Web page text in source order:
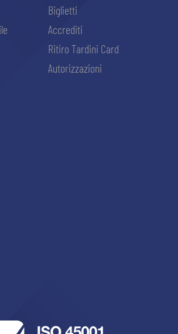
Biglietti
Accrediti
Ritiro Tardini Card
Autorizzazioni